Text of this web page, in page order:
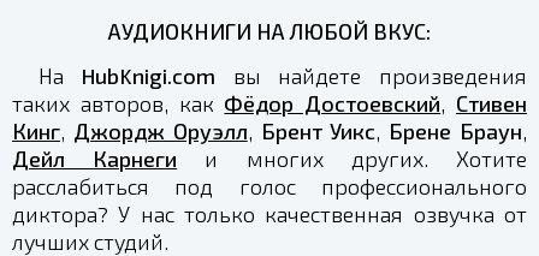
АУДИОКНИГИ НА ЛЮБОЙ ВКУС:
На HubKnigi.com вы найдете произведения
таких авторов, как Фёдор Достоевский, Стивен
Кинг, Джордж Оруэлл, Брент Уикс, Брене Браун,
Дейл Карнеги и многих других. Хотите
расслабиться под голос профессионального
диктора? У нас только качественная озвучка от
лучших студий.